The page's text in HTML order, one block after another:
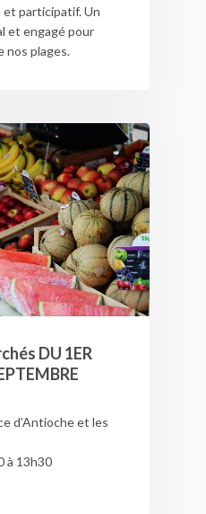
participatif. Un
et engagé pour
nos plages.
DU 1ER
d’Antioche et les
à 13h30